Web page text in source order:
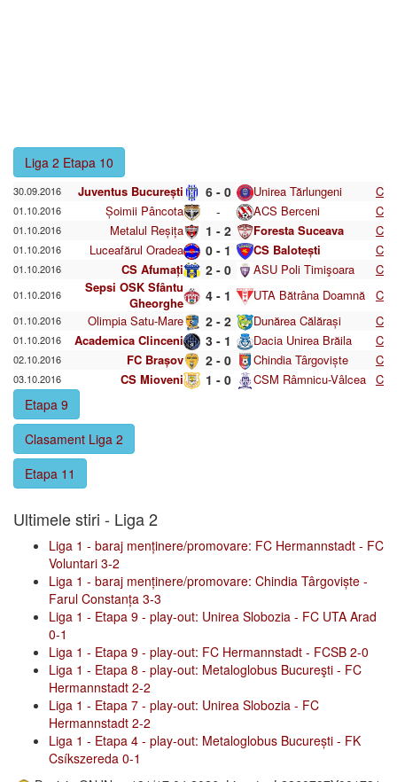
Liga 2 Etapa 10
30.09.2016 Juventus București 6 - 0 Unirea Tărlungeni C
01.10.2016 Șoimii Pâncota - ACS Berceni C
01.10.2016 Metalul Reșița 1 - 2 Foresta Suceava C
01.10.2016 Luceafărul Oradea 0 - 1 CS Balotești C
01.10.2016 CS Afumați 2 - 0 ASU Poli Timişoara C
01.10.2016
Sepsi OSK Sfântu
Gheorghe
4 - 1 UTA Bătrâna Doamnă C
01.10.2016 Olimpia Satu-Mare 2 - 2 Dunărea Călărași C
01.10.2016 Academica Clinceni 3 - 1 Dacia Unirea Brăila C
02.10.2016 FC Brașov 2 - 0 Chindia Târgoviște C
03.10.2016 CS Mioveni 1 - 0 CSM Râmnicu-Vâlcea C
Etapa 9
Clasament Liga 2
Etapa 11
Ultimele stiri - Liga 2
Liga 1 - baraj menținere/promovare: FC Hermannstadt - FC
Voluntari 3-2
Liga 1 - baraj menținere/promovare: Chindia Târgoviște -
Farul Constanța 3-3
Liga 1 - Etapa 9 - play-out: Unirea Slobozia - FC UTA Arad
0-1
Liga 1 - Etapa 9 - play-out: FC Hermannstadt - FCSB 2-0
Liga 1 - Etapa 8 - play-out: Metaloglobus Bucureşti - FC
Hermannstadt 2-2
Liga 1 - Etapa 7 - play-out: Unirea Slobozia - FC
Hermannstadt 2-2
Liga 1 - Etapa 4 - play-out: Metaloglobus București - FK
Csíkszereda 0-1